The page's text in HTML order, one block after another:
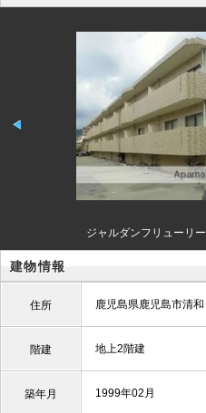
ジャルダンフリューリ
建物情報
住所 鹿児島県鹿児島市清和
階建 地上2階建
築年月 1999年02月